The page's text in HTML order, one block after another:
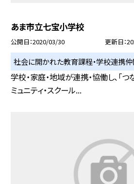
あま市立七宝小学校
公開日 2020/03/30 更新日
社会に開かれた教育課程・学校連携仲
学校・家庭・地域が連携・協働し、「
ミュニティ・スクール...